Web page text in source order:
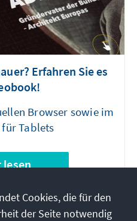
Erfahren Sie es
Browser sowie im
Tablets
Cookies, die für den
der Seite notwendig